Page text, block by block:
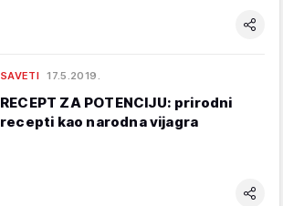
SAVETI 17.5.2019.
RECEPT ZA POTENCIJU: prirodni
recepti kao narodna vijagra